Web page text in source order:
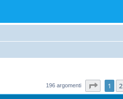
196 argomenti Pagina1
1 2